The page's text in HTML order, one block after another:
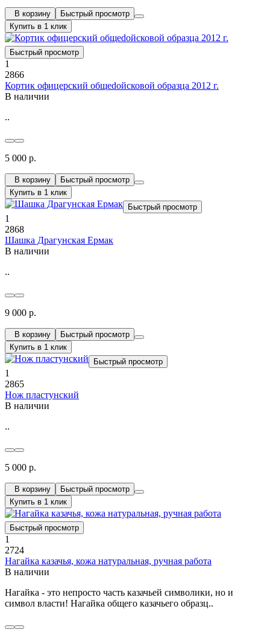
В корзину
Быстрый просмотр
Купить в 1 клик
Быстрый просмотр
1
2866
Кортик офицерский общеdойсковой образца 2012 г.
В наличии
..
5 000 р.
В корзину
Быстрый просмотр
Купить в 1 клик
Быстрый просмотр
1
2868
Шашка Драгунская Ермак
В наличии
..
9 000 р.
В корзину
Быстрый просмотр
Купить в 1 клик
Быстрый просмотр
1
2865
Нож пластунский
В наличии
..
5 000 р.
В корзину
Быстрый просмотр
Купить в 1 клик
Быстрый просмотр
1
2724
Нагайка казачья, кожа натуральная, ручная работа
В наличии
Нагайка - это непросто часть казачьей символики, но и
символ власти! Нагайка общего казачьего образц..